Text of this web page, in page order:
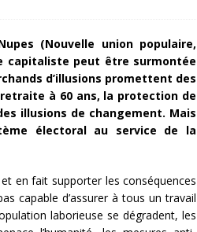
(Nouvelle union populaire,
capitaliste peut être surmontée
d’illusions promettent des
à 60 ans, la protection de
illusions de changement. Mais
électoral au service de la
en fait supporter les conséquences
capable d’assurer à tous un travail
laborieuse se dégradent, les